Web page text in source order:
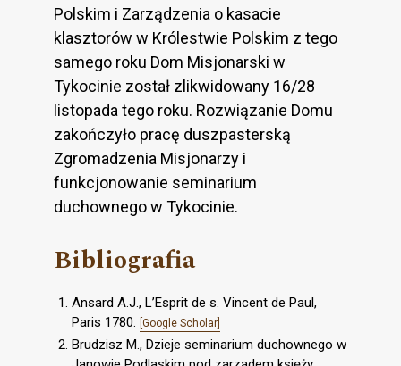
Polskim i Zarządzenia o kasacie
klasztorów w Królestwie Polskim z tego
samego roku Dom Misjonarski w
Tykocinie został zlikwidowany 16/28
listopada tego roku. Rozwiązanie Domu
zakończyło pracę duszpasterską
Zgromadzenia Misjonarzy i
funkcjonowanie seminarium
duchownego w Tykocinie.
Bibliografia
Ansard A.J., L’Esprit de s. Vincent de Paul,
Paris 1780.
[Google Scholar]
Brudzisz M., Dzieje seminarium duchownego w